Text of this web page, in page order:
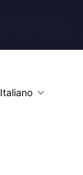
Italiano